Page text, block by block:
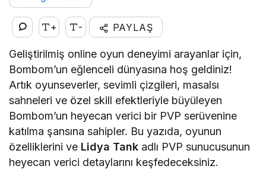
+ - PAYLAŞ
Geliştirilmiş online oyun deneyimi arayanlar için,
Bombom’un eğlenceli dünyasına hoş geldiniz!
Artık oyunseverler, sevimli çizgileri, masalsı
sahneleri ve özel skill efektleriyle büyüleyen
Bombom’un heyecan verici bir PVP serüvenine
katılma şansına sahipler. Bu yazıda, oyunun
özelliklerini ve Lidya Tank adlı PVP sunucusunun
heyecan verici detaylarını keşfedeceksiniz.